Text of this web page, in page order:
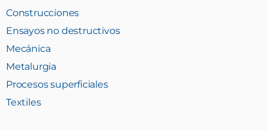
Construcciones
Ensayos no destructivos
Mecánica
Metalurgia
Procesos superficiales
Textiles